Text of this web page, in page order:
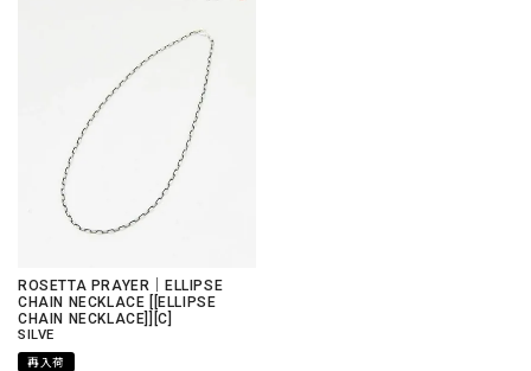
ROSETTA PRAYER｜ELLIPSE
CHAIN NECKLACE [[ELLIPSE
CHAIN NECKLACE]][C]
SILVE
再入荷